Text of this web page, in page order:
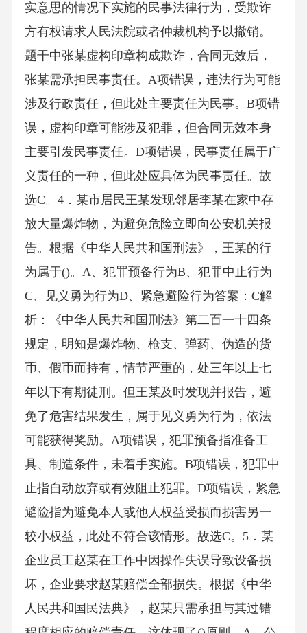
实意思的情况下实施的民事法律行为，受欺诈
方有权请求人民法院或者仲裁机构予以撤销。
题干中张某虚构印章构成欺诈，合同无效后，
张某需承担民事责任。A项错误，违法行为可能
涉及行政责任，但此处主要责任为民事。B项错
误，虚构印章可能涉及犯罪，但合同无效本身
主要引发民事责任。D项错误，民事责任属于广
义责任的一种，但此处应具体为民事责任。故
选C。4．某市居民王某发现邻居李某在家中存
放大量爆炸物，为避免危险立即向公安机关报
告。根据《中华人民共和国刑法》，王某的行
为属于()。A、犯罪预备行为B、犯罪中止行为
C、见义勇为行为D、紧急避险行为答案：C解
析：《中华人民共和国刑法》第二百一十四条
规定，明知是爆炸物、枪支、弹药、伪造的货
币、假币而持有，情节严重的，处三年以上七
年以下有期徒刑。但王某及时发现并报告，避
免了危害结果发生，属于见义勇为行为，依法
可能获得奖励。A项错误，犯罪预备指准备工
具、制造条件，未着手实施。B项错误，犯罪中
止指自动放弃或有效阻止犯罪。D项错误，紧急
避险指为避免本人或他人权益受损而损害另一
较小权益，此处不符合该情形。故选C。5．某
企业员工赵某在工作中因操作失误导致设备损
坏，企业要求赵某赔偿全部损失。根据《中华
人民共和国民法典》，赵某只需承担与其过错